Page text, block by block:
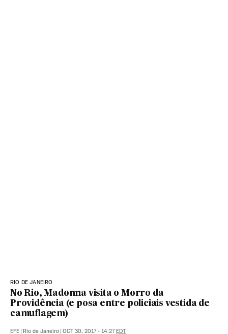
RIO DE JANEIRO
No Rio, Madonna visita o Morro da
Providência (e posa entre policiais vestida de
camuflagem)
EFE | Rio de Janeiro | OCT 30, 2017 - 14:27EDT